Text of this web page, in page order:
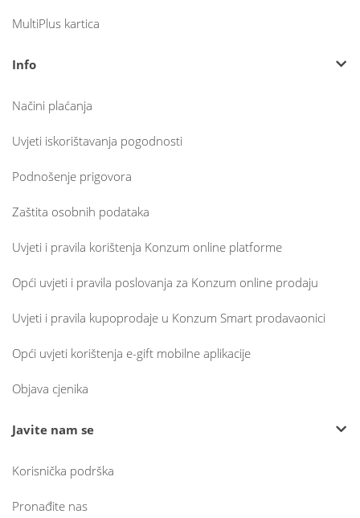
MultiPlus kartica
Info
Načini plaćanja
Uvjeti iskorištavanja pogodnosti
Podnošenje prigovora
Zaštita osobnih podataka
Uvjeti i pravila korištenja Konzum online platforme
Opći uvjeti i pravila poslovanja za Konzum online prodaju
Uvjeti i pravila kupoprodaje u Konzum Smart prodavaonici
Opći uvjeti korištenja e-gift mobilne aplikacije
Objava cjenika
Javite nam se
Korisnička podrška
Pronađite nas